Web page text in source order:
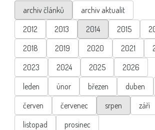
archiv článků
archiv aktualit
2012
2013 2014 2015
2018
2019 2020 2021
2023
2024 2025
2026
leden
únor březen duben
červen
červenec srpen září
listopad
prosinec